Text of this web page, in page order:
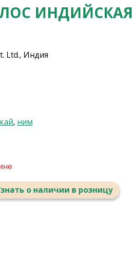
Ltd., Индия
, ним
о наличии в розницу